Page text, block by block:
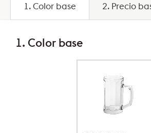
1. Color base 2. Precio
1. Color base